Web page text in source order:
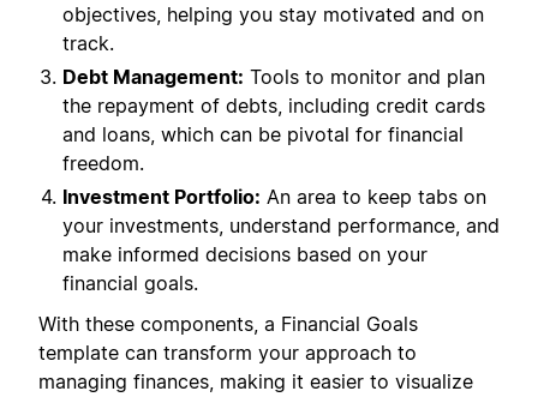
objectives, helping you stay motivated and on
track.
Debt Management: Tools to monitor and plan
the repayment of debts, including credit cards
and loans, which can be pivotal for financial
freedom.
Investment Portfolio: An area to keep tabs on
your investments, understand performance, and
make informed decisions based on your
financial goals.
With these components, a Financial Goals
template can transform your approach to
managing finances, making it easier to visualize